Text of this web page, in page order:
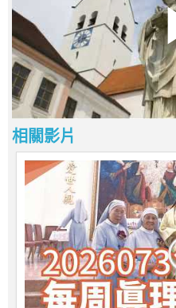
相關影片